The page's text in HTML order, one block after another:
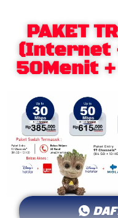
PAKET
(Internet
50Menit